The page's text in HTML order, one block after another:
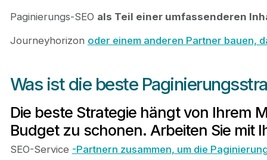
Paginierungs-SEO als Teil einer umfassenderen
Journeyhorizon oder einem anderen Partner bauen,
Was ist die beste
Die beste Strategie hängt von Ihrem
Budget zu schonen. Arbeiten Sie mit
SEO-Service -Partnern zusammen, um die